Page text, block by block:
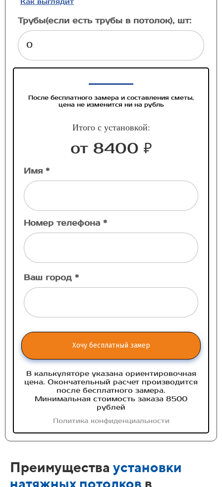
Трубы(если есть трубы в потолок), шт:
После бесплатного замера и составления сметы,
цена не изменится ни на рубль
Итого с установкой:
от 8400 ₽
Имя *
Номер телефона *
Ваш город *
Хочу бесплатный замер
В калькуляторе указана ориентировочная
цена. Окончательный расчет производится
после бесплатного замера.
Минимальная стоимость заказа 8500
рублей
Политика конфиденциальности
Преимущества установки
натяжных потолков в